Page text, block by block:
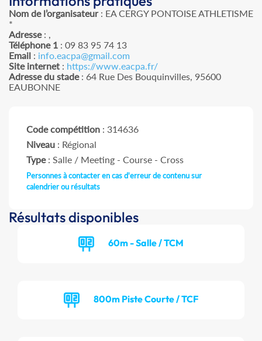
Nom de l’organisateur: EA CERGY PONTOISE ATHLETISME
*
Adresse: ,
Téléphone 1 : 09 83 95 74 13
Email : info.eacpa@gmail.com
Site internet : https://www.eacpa.fr/
Adresse du stade: 64 Rue Des Bouquinvilles, 95600
EAUBONNE
Code compétition : 314636
Niveau : Régional
Type: Salle / Meeting - Course - Cross
Personnes à contacter en cas d'erreur de contenu sur
calendrier ou résultats
Résultats disponibles
60m - Salle / TCM
800m Piste Courte / TCF